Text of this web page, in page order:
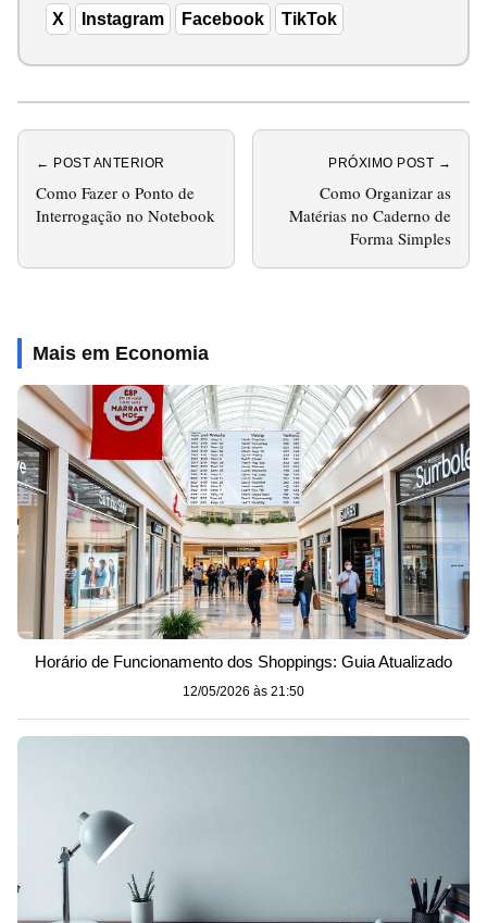
X Instagram Facebook TikTok
← POST ANTERIOR
Como Fazer o Ponto de
Interrogação no Notebook
PRÓXIMO POST →
Como Organizar as
Matérias no Caderno de
Forma Simples
Mais em Economia
Horário de Funcionamento dos Shoppings: Guia Atualizado
12/05/2026 às 21:50